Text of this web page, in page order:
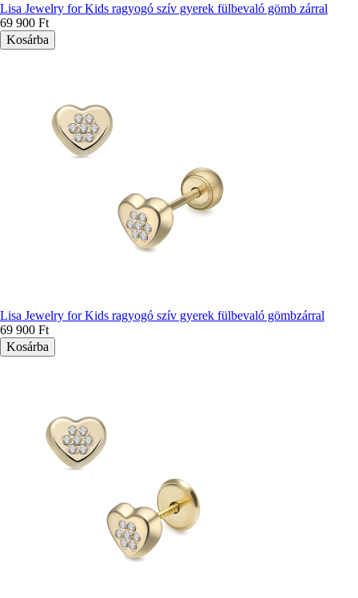
Lisa Jewelry for Kids ragyogó szív gyerek fülbevaló gömb zárral
69 900 Ft
Lisa Jewelry for Kids ragyogó szív gyerek fülbevaló gömbzárral
69 900 Ft